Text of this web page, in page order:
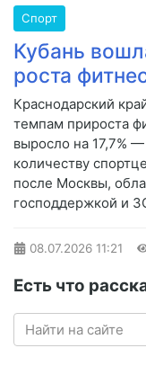
Спорт
Кубань
роста
Краснодарский
темпам прироста
выросло на 17,7%
количеству
после Москвы,
господдержкой и
08.07.2026 11:21
Есть что